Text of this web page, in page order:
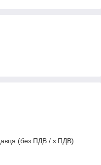
(без ПДВ / з ПДВ)